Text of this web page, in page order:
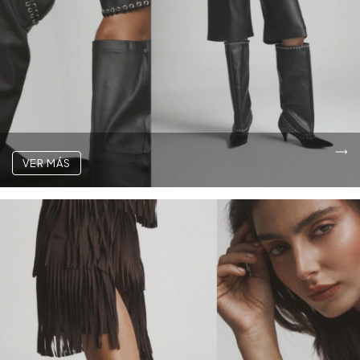
VER MÁS